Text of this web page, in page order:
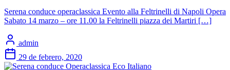
Serena conduce operaclassica Evento alla Feltrinelli di Napoli Opera
Sabato 14 marzo – ore 11.00 la Feltrinelli piazza dei Martiri […]
admin
29 de febrero, 2020